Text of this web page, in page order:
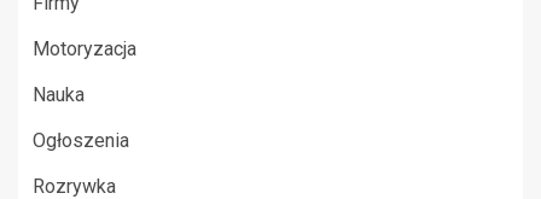
Motoryzacja
Nauka
Ogłoszenia
Rozrywka